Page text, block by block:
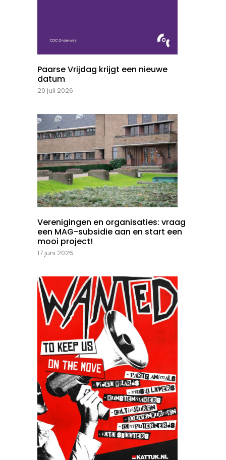
Paarse Vrijdag krijgt een nieuwe
datum
20 juli 2026
Verenigingen en organisaties: vraag
een MAG-subsidie aan en start een
mooi project!
17 juni 2026